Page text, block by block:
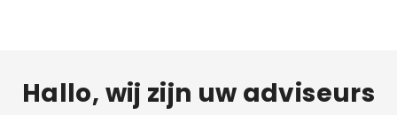
Hallo, wij zijn uw adviseurs